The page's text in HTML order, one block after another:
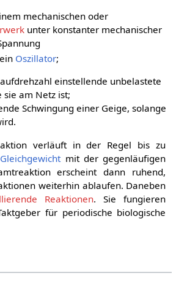
mechanischen oder
unter konstanter mechanischer
Oszillator;
einstellende unbelastete
sie am Netz ist;
Schwingung einer Geige, solange
verläuft in der Regel bis zu
mit der gegenläufigen
erscheint dann ruhend,
weiterhin ablaufen. Daneben
Reaktionen. Sie fungieren
für periodische biologische